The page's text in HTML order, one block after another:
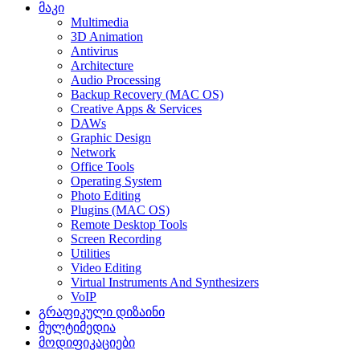
მაკი
Multimedia
3D Animation
Antivirus
Architecture
Audio Processing
Backup Recovery (MAC OS)
Creative Apps & Services
DAWs
Graphic Design
Network
Office Tools
Operating System
Photo Editing
Plugins (MAC OS)
Remote Desktop Tools
Screen Recording
Utilities
Video Editing
Virtual Instruments And Synthesizers
VoIP
გრაფიკული დიზაინი
მულტიმედია
მოდიფიკაციები